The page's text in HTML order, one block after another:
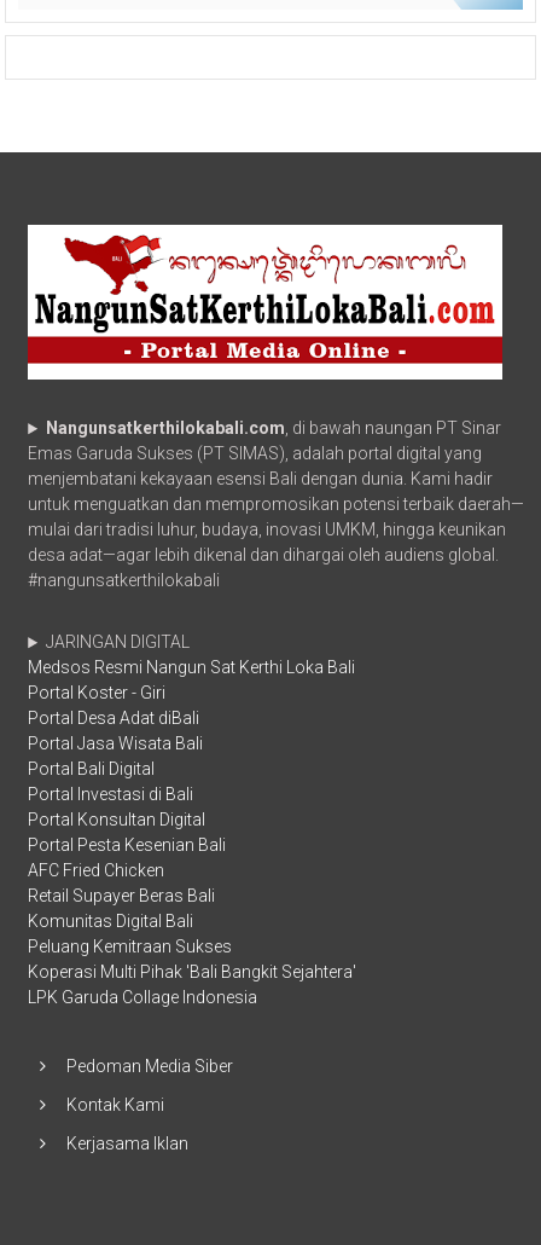
Nangunsatkerthilokabali.com, di bawah naungan PT Sinar
Emas Garuda Sukses (PT SIMAS), adalah portal digital yang
menjembatani kekayaan esensi Bali dengan dunia. Kami hadir
untuk menguatkan dan mempromosikan potensi terbaik daerah—
mulai dari tradisi luhur, budaya, inovasi UMKM, hingga keunikan
desa adat—agar lebih dikenal dan dihargai oleh audiens global.
#nangunsatkerthilokabali
JARINGAN DIGITAL
Medsos Resmi Nangun Sat Kerthi Loka Bali
Portal Koster - Giri
Portal Desa Adat diBali
Portal Jasa Wisata Bali
Portal Bali Digital
Portal Investasi di Bali
Portal Konsultan Digital
Portal Pesta Kesenian Bali
AFC Fried Chicken
Retail Supayer Beras Bali
Komunitas Digital Bali
Peluang Kemitraan Sukses
Koperasi Multi Pihak 'Bali Bangkit Sejahtera'
LPK Garuda Collage Indonesia
Pedoman Media Siber
Kontak Kami
Kerjasama Iklan